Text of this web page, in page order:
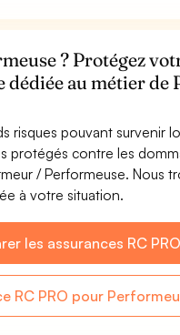
? Protégez
dédiée au métier
risques pouvant survenir
protégés contre les
/ Performeuse. Nous
à votre situation.
les assurances RC PRO
RC PRO pour